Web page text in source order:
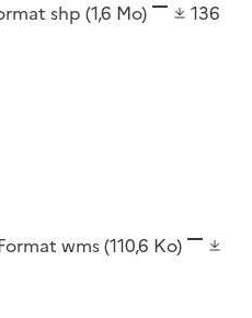
shp (1,6 Mo)
136
wms(110,6 Ko)